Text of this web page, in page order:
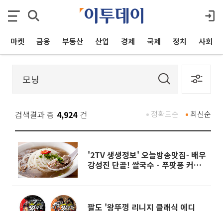
마켓 금융 부동산 산업 경제 국제 정치 사회
검색결과 총 4,924 건 최신순
정확도순
'2TV 생생정보' 오늘방송맛집- 배우
강성진 단골! 쌀국수ㆍ푸팟퐁 커리
팔도 '왕뚜껑 리니지 클래식 에디